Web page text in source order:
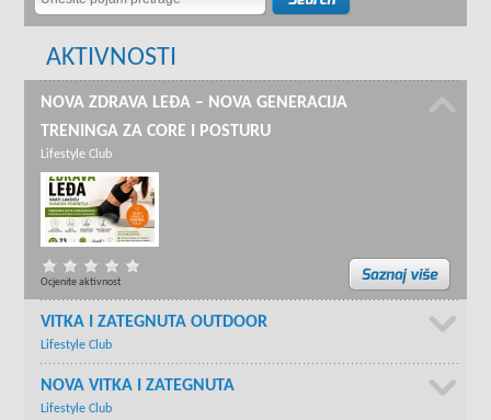
AKTIVNOSTI
NOVA ZDRAVA LEĐA – NOVA GENERACIJA
TRENINGA ZA CORE I POSTURU
Lifestyle Club
Ocjenite aktivnost
VITKA I ZATEGNUTA OUTDOOR
Lifestyle Club
NOVA VITKA I ZATEGNUTA
Lifestyle Club